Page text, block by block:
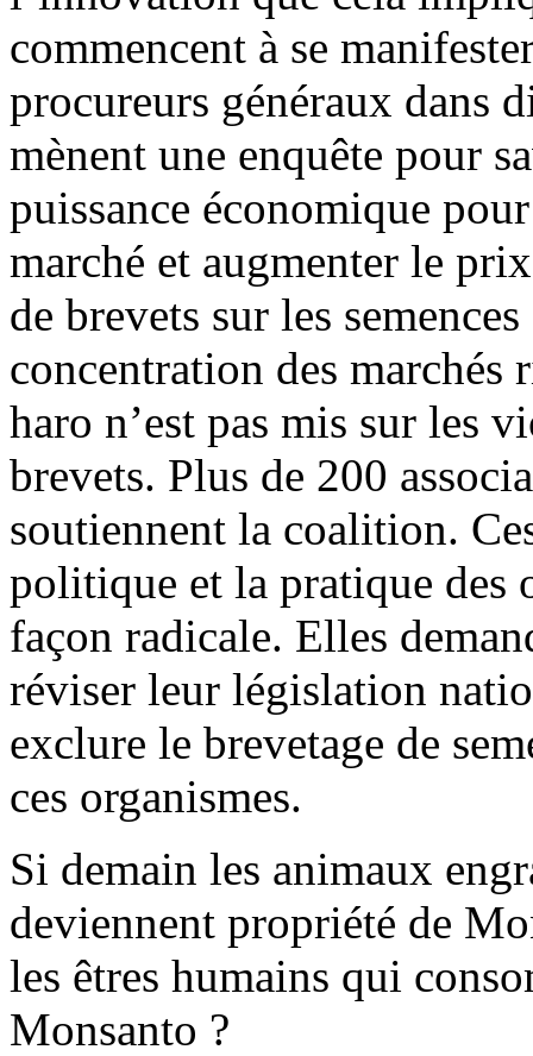
commencent à se
procureurs généraux dans
mènent une enquête pour
puissance économique
marché et augmenter le
de brevets sur les
concentration des marchés
haro n’est pas mis sur les
brevets. Plus de 200
soutiennent la coalition.
politique et la pratique des
façon radicale. Elles
réviser leur législation
exclure le brevetage de
ces organismes.
Si demain les animaux
deviennent propriété de
les êtres humains qui
Monsanto ?